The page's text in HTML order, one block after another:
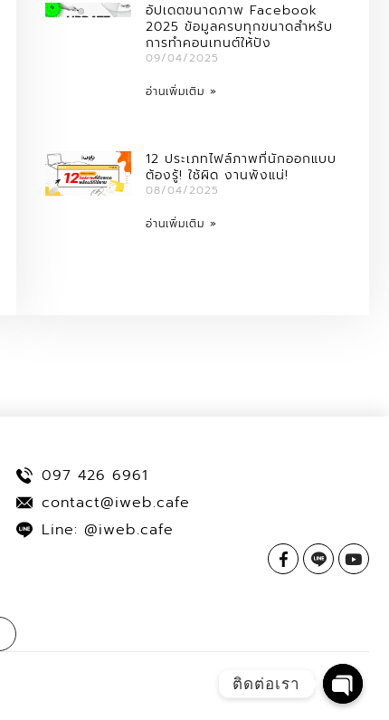
อัปเดตขนาดภาพ Facebook
2025 ข้อมูลครบทุกขนาดสำหรับ
การทำคอนเทนต์ให้ปัง
09/04/2025
อ่านเพิ่มเติม »
12 ประเภทไฟล์ภาพที่นักออกแบบ
ต้องรู้! ใช้ผิด งานพังแน่!
08/04/2025
อ่านเพิ่มเติม »
097 426 6961
contact@iweb.cafe
Line: @iweb.cafe
ติดต่อเรา